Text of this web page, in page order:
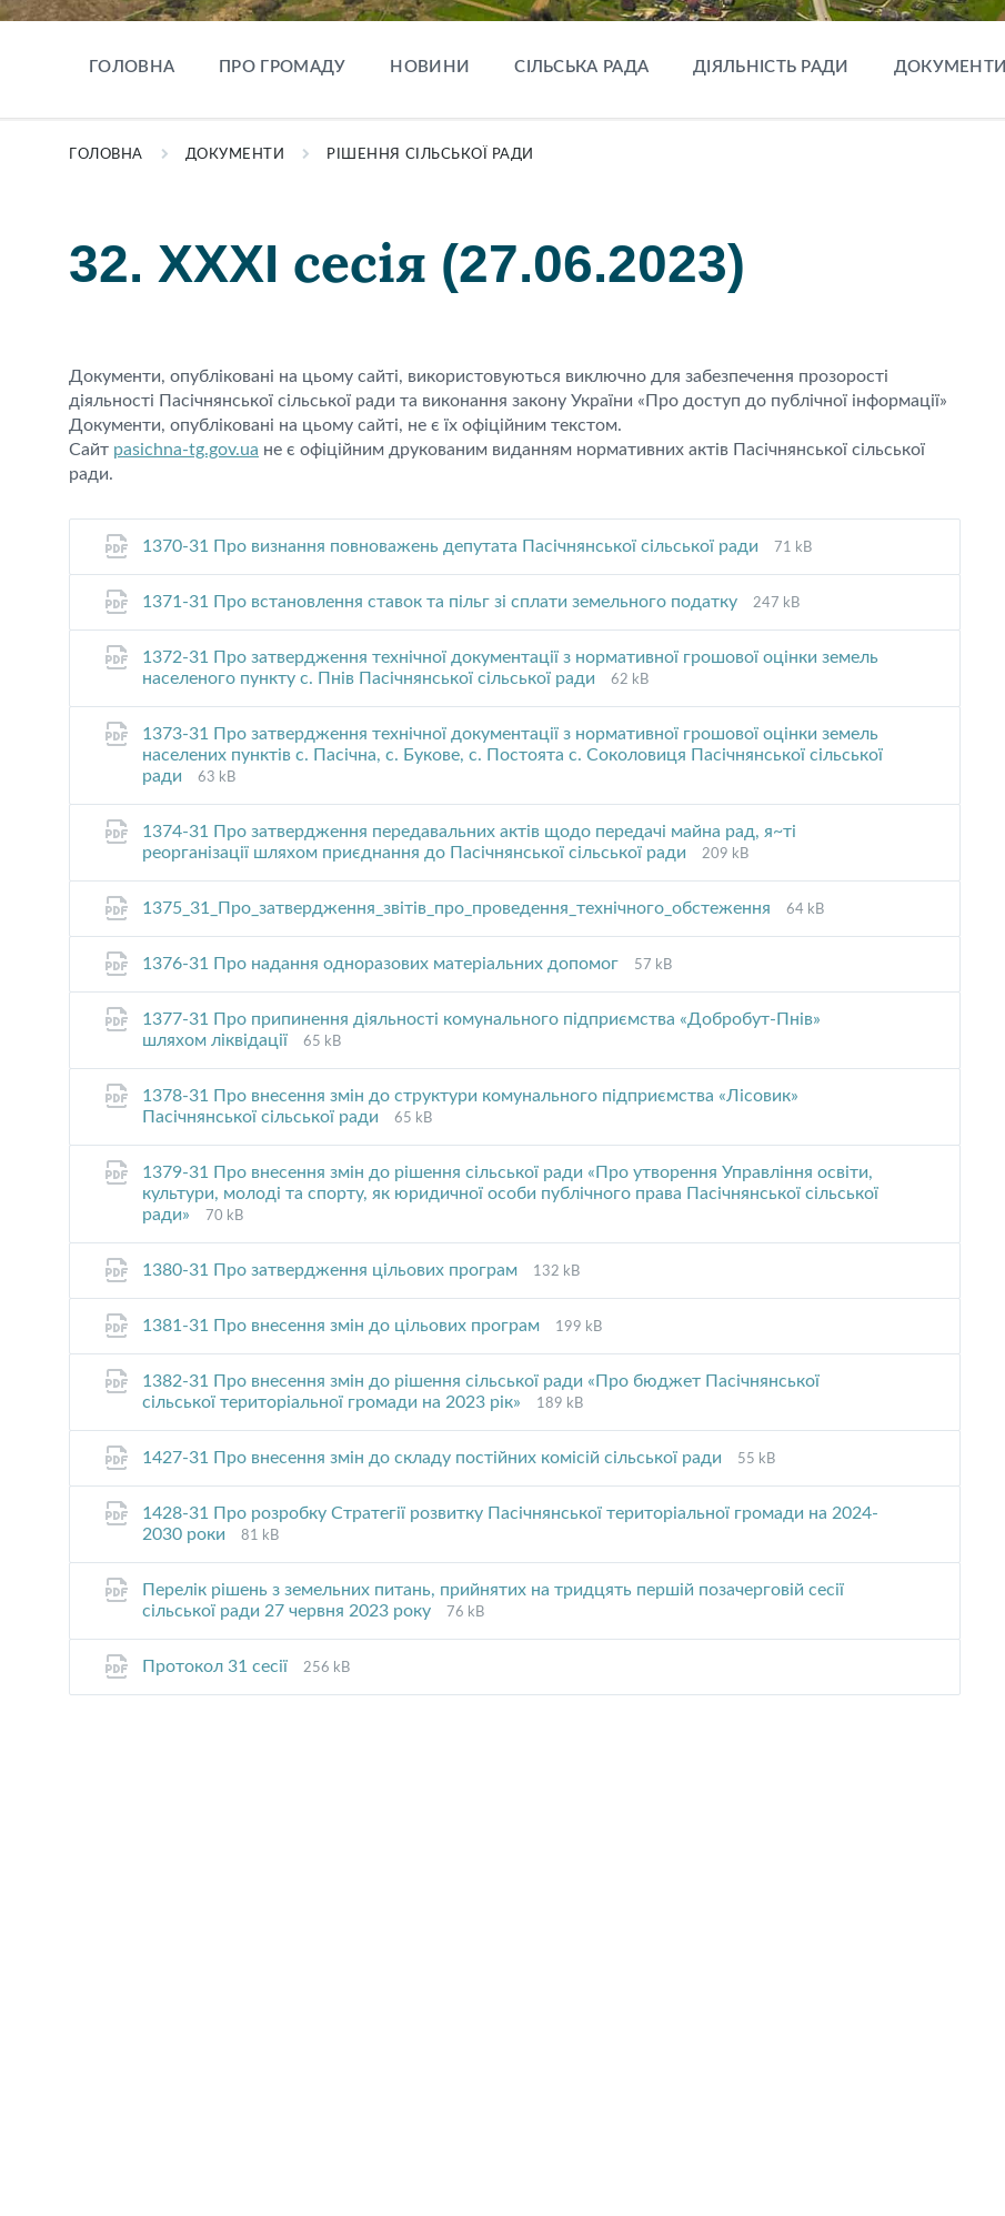
ГОЛОВНА ПРО ГРОМАДУ НОВИНИ СІЛЬСЬКА РАДА ДІЯЛЬНІСТЬ РАДИ ДОКУМЕНТИ
ГОЛОВНА ДОКУМЕНТИ РІШЕННЯ СІЛЬСЬКОЇ РАДИ
32. XXXI сесія (27.06.2023)
Документи, опубліковані на цьому сайті, використовуються виключно для забезпечення прозорості
діяльності Пасічнянської сільської ради та виконання закону України «Про доступ до публічної інформації»
Документи, опубліковані на цьому сайті, не є їх офіційним текстом.
Сайт pasichna-tg.gov.ua не є офіційним друкованим виданням нормативних актів Пасічнянської сільської
ради.
1370-31 Про визнання повноважень депутата Пасічнянської сільської ради
File
File
71 kB
1371-31 Про встановлення ставок та пільг зі сплати земельного податку
File
File
247 kB
1372-31 Про затвердження технічної документації з нормативної грошової оцінки земель
населеного пункту с. Пнів Пасічнянської сільської ради
File
File
62 kB
1373-31 Про затвердження технічної документації з нормативної грошової оцінки земель
населених пунктів с. Пасічна, с. Букове, с. Постоята с. Соколовиця Пасічнянської сільської
ради
File
File
63 kB
1374-31 Про затвердження передавальних актів щодо передачі майна рад, я~ті
реорганізації шляхом приєднання до Пасічнянської сільської ради
File
File
209 kB
1375_31_Про_затвердження_звітів_про_проведення_технічного_обстеження
File
File
64 kB
1376-31 Про надання одноразових матеріальних допомог
File
File
57 kB
1377-31 Про припинення діяльності комунального підприємства «Добробут-Пнів»
шляхом ліквідації
File
File
65 kB
1378-31 Про внесення змін до структури комунального підприємства «Лісовик»
Пасічнянської сільської ради
File
File
65 kB
1379-31 Про внесення змін до рішення сільської ради «Про утворення Управління освіти,
культури, молоді та спорту, як юридичної особи публічного права Пасічнянської сільської
ради»
File
File
70 kB
1380-31 Про затвердження цільових програм
File
File
132 kB
1381-31 Про внесення змін до цільових програм
File
File
199 kB
1382-31 Про внесення змін до рішення сільської ради «Про бюджет Пасічнянської
сільської територіальної громади на 2023 рік»
File
File
189 kB
1427-31 Про внесення змін до складу постійних комісій сільської ради
File
File
55 kB
1428-31 Про розробку Стратегії розвитку Пасічнянської територіальної громади на 2024-
2030 роки
File
File
81 kB
Перелік рішень з земельних питань, прийнятих на тридцять першій позачерговій сесії
сільської ради 27 червня 2023 року
File
File
76 kB
Протокол 31 сесії
File
File
256 kB